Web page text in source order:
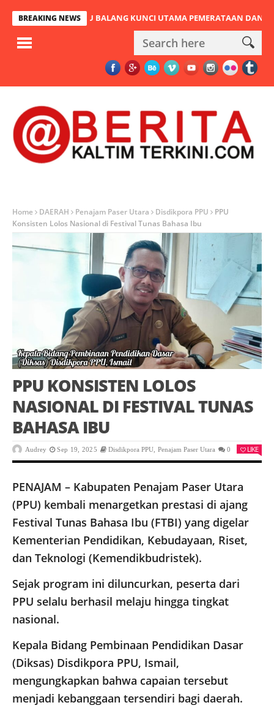
BREAKING NEWS
PULAU BALANG KUNCI UTAMA PEMERATAAN DAN URAT
Home DAERAH Penajam Paser Utara Disdikpora PPU
PPU
Konsisten Lolos Nasional di Festival Tunas Bahasa Ibu
PPU KONSISTEN LOLOS
NASIONAL DI FESTIVAL TUNAS
BAHASA IBU
Audrey Sep 19, 2025 Disdikpora PPU Penajam Paser Utara 0 LIKE
PENAJAM – Kabupaten Penajam Paser Utara
(PPU) kembali menargetkan prestasi di ajang
Festival Tunas Bahasa Ibu (FTBI) yang digelar
Kementerian Pendidikan, Kebudayaan, Riset,
dan Teknologi (Kemendikbudristek).
Sejak program ini diluncurkan, peserta dari
PPU selalu berhasil melaju hingga tingkat
nasional.
Kepala Bidang Pembinaan Pendidikan Dasar
(Diksas) Disdikpora PPU, Ismail,
mengungkapkan bahwa capaian tersebut
menjadi kebanggaan tersendiri bagi daerah.